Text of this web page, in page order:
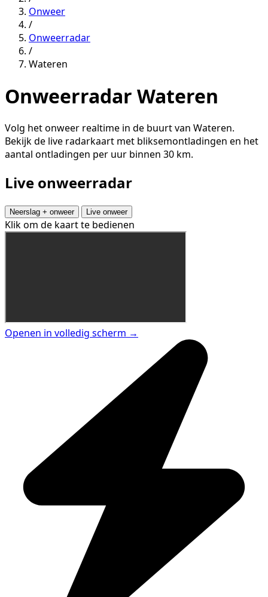
Onweer
/
Onweerradar
/
Wateren
Onweerradar Wateren
Volg het onweer realtime in de buurt van Wateren.
Bekijk de live radarkaart met bliksemontladingen en het
aantal ontladingen per uur binnen 30 km.
Live onweerradar
Neerslag + onweer Live onweer
Klik om de kaart te bedienen
Openen in volledig scherm →